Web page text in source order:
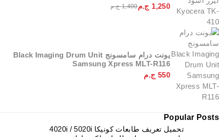
1,400 ج.م 1,250 ج.م
يونت درام سامسونج Black Imaging Drum Unit
Samsung Xpress MLT-R116
550 ج.م
Popular Posts
تحميل تعريف طابعات كونيكا 4020i / 5020i